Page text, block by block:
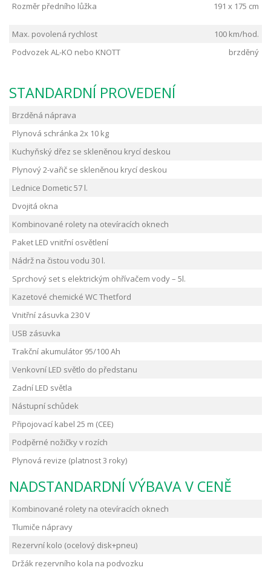
Rozměr předního lůžka
191 x 175 cm
Max. povolená rychlost
100 km/hod.
Podvozek AL-KO nebo KNOTT
brzděný
STANDARDNÍ PROVEDENÍ
Brzděná náprava
Plynová schránka 2x 10 kg
Kuchyňský dřez se skleněnou krycí deskou
Plynový 2-vařič se skleněnou krycí deskou
Lednice Dometic 57 l.
Dvojitá okna
Kombinované rolety na otevíracích oknech
Paket LED vnitřní osvětlení
Nádrž na čistou vodu 30 l.
Sprchový set s elektrickým ohřívačem vody – 5l.
Kazetové chemické WC Thetford
Vnitřní zásuvka 230 V
USB zásuvka
Trakční akumulátor 95/100 Ah
Venkovní LED světlo do předstanu
Zadní LED světla
Nástupní schůdek
Připojovací kabel 25 m (CEE)
Podpěrné nožičky v rozích
Plynová revize (platnost 3 roky)
NADSTANDARDNÍ VÝBAVA V CENĚ
Kombinované rolety na otevíracích oknech
Tlumiče nápravy
Rezervní kolo (ocelový disk+pneu)
Držák rezervního kola na podvozku